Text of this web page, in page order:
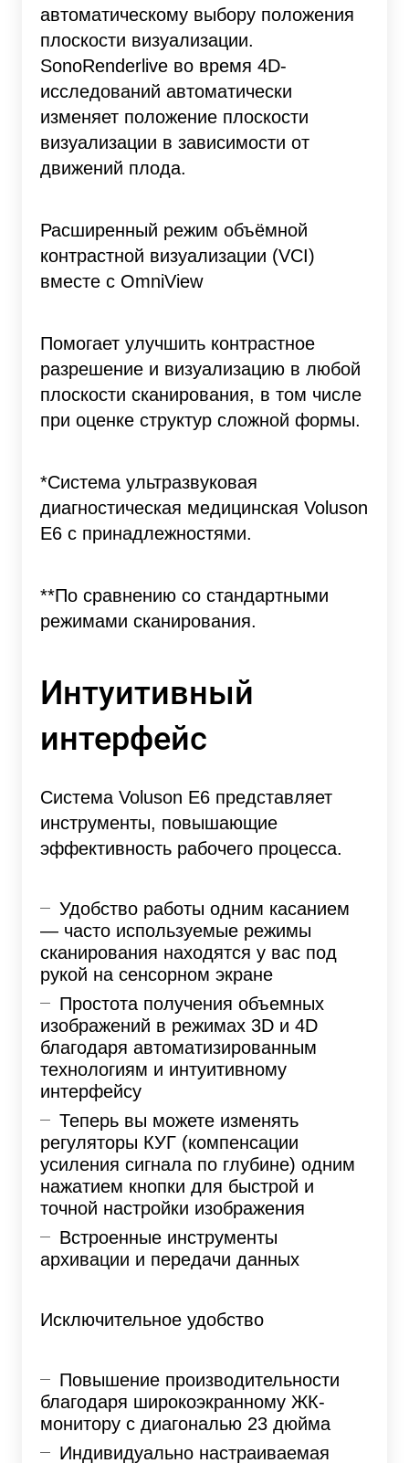
автоматическому выбору положения
плоскости визуализации.
SonoRenderlive во время 4D-
исследований автоматически
изменяет положение плоскости
визуализации в зависимости от
движений плода.
Расширенный режим объёмной
контрастной визуализации (VCI)
вместе с OmniView
Помогает улучшить контрастное
разрешение и визуализацию в любой
плоскости сканирования, в том числе
при оценке структур сложной формы.
*Система ультразвуковая
диагностическая медицинская Voluson
E6 с принадлежностями.
**По сравнению со стандартными
режимами сканирования.
Интуитивный
интерфейс
Система Voluson E6 представляет
инструменты, повышающие
эффективность рабочего процесса.
Удобство работы одним касанием
— часто используемые режимы
сканирования находятся у вас под
рукой на сенсорном экране
Простота получения объемных
изображений в режимах 3D и 4D
благодаря автоматизированным
технологиям и интуитивному
интерфейсу
Теперь вы можете изменять
регуляторы КУГ (компенсации
усиления сигнала по глубине) одним
нажатием кнопки для быстрой и
точной настройки изображения
Встроенные инструменты
архивации и передачи данных
Исключительное удобство
Повышение производительности
благодаря широкоэкранному ЖК-
монитору с диагональю 23 дюйма
Индивидуально настраиваемая